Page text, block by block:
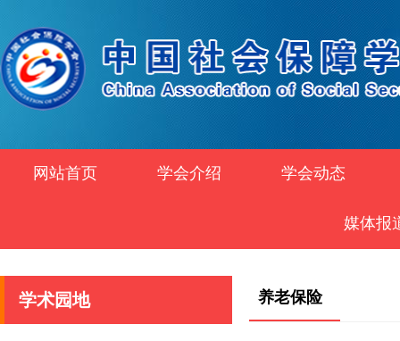
网站首页 学会介绍 学会动态
媒体报
学术园地 养老保险